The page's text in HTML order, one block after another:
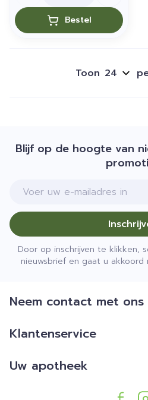
Bestel
Toon
Blijf op de hoogte van
E-mail adres
Door op inschrijven te klikken,
nieuwsbrief en gaat u akkoord
Neem contact met
Klantenservice
Uw apotheek